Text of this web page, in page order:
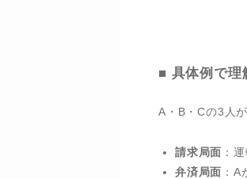
■ 具体例で理
A・B・Cの3人
請求局面 ：
弁済局面 ：